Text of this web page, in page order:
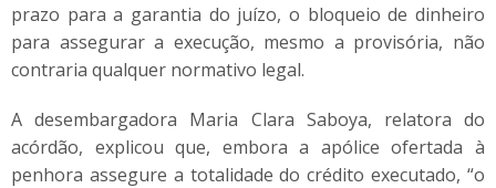
prazo para a garantia do juízo, o bloqueio de dinheiro
para assegurar a execução, mesmo a provisória, não
contraria qualquer normativo legal.
A desembargadora Maria Clara Saboya, relatora do
acórdão, explicou que, embora a apólice ofertada à
penhora assegure a totalidade do crédito executado, “o